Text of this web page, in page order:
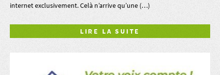
internet exclusivement. Celà n’arrive qu’une (…)
LIRE LA SUITE